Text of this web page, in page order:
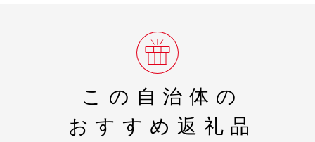
この自治体の
おすすめ返礼品